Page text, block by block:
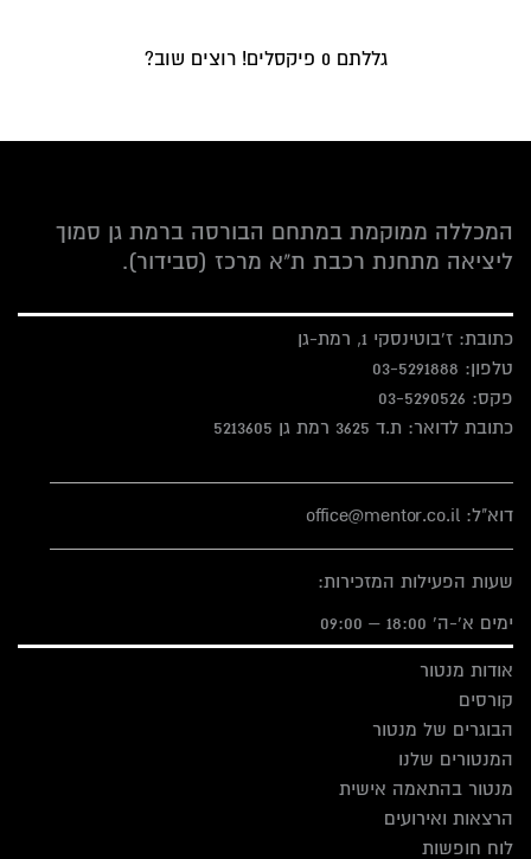
גללתם0 פיקסלים! רוצים שוב?
המכללה ממוקמת במתחם הבורסה ברמת גן סמוך
ליציאה מתחנת רכבת ת"א מרכז (סבידור).
כתובת: ז'בוטינסקי 1, רמת-גן
טלפון: 03-5291888
פקס: 03-5290526
כתובת לדואר: ת.ד 3625 רמת גן 5213605
דוא"ל: office@mentor.co.il
שעות הפעילות המזכירות:
ימים א'-ה' 18:00 – 09:00
אודות מנטור
קורסים
הבוגרים של מנטור
המנטורים שלנו
מנטור בהתאמה אישית
הרצאות ואירועים
לוח חופשות